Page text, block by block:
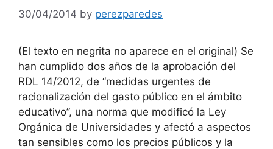
30/04/2014 by perezparedes
(El texto en negrita no aparece en el original) Se
han cumplido dos años de la aprobación del
RDL 14/2012, de “medidas urgentes de
racionalización del gasto público en el ámbito
educativo”, una norma que modificó la Ley
Orgánica de Universidades y afectó a aspectos
tan sensibles como los precios públicos y la